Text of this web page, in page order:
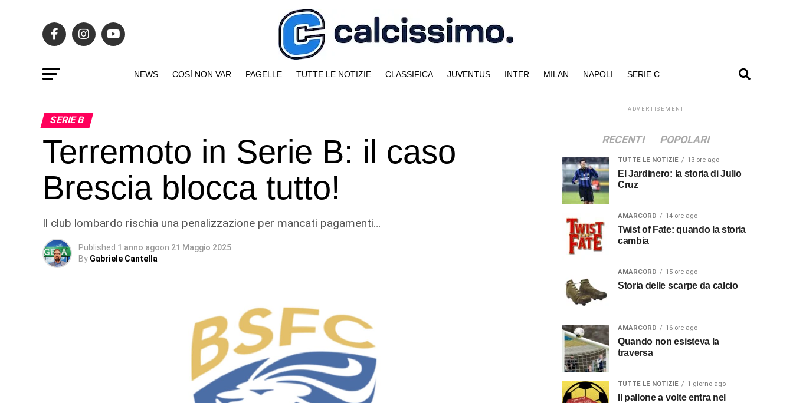
NEWS COSÌ NON VAR PAGELLE TUTTE LE NOTIZIE CLASSIFICA JUVENTUS INTER MILAN NAPOLI SERIE C
SERIE B
Terremoto in Serie B: il caso
Brescia blocca tutto!
Il club lombardo rischia una penalizzazione per mancati pagamenti…
Published 1 anno agoon 21 Maggio 2025
By Gabriele Cantella
ADVERTISEMENT
RECENTI POPOLARI
TUTTE LE NOTIZIE 13 ore ago
El Jardinero: la storia di Julio
Cruz
AMARCORD 14 ore ago
Twist of Fate: quando la storia
cambia
AMARCORD 15 ore ago
Storia delle scarpe da calcio
AMARCORD 16 ore ago
Quando non esisteva la
traversa
TUTTE LE NOTIZIE 1 giorno ago
Il pallone a volte entra nel